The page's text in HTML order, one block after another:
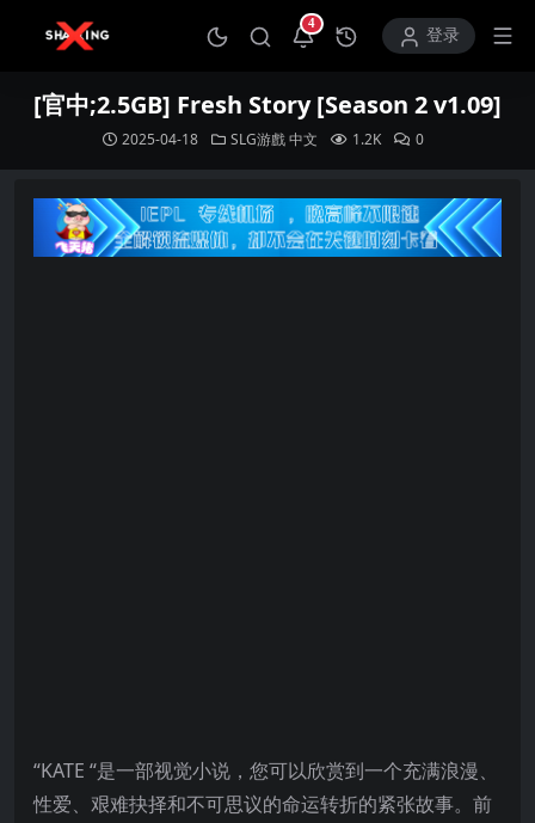
4
打开通知中心登录
[官中;2.5GB] Fresh Story [Season 2 v1.09]
2025-04-18 SLG游戲 中文 1.2K 0
“KATE “是一部视觉小说，您可以欣赏到一个充满浪漫、
性爱、艰难抉择和不可思议的命运转折的紧张故事。前